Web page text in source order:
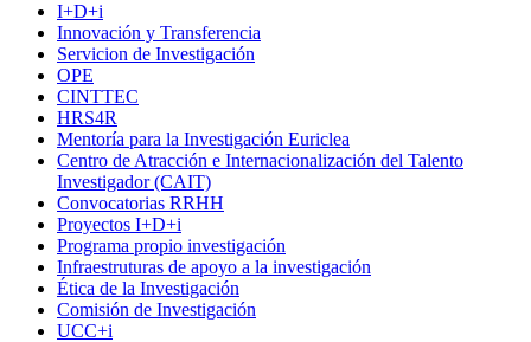
I+D+i
Innovación y Transferencia
Servicion de Investigación
OPE
CINTTEC
HRS4R
Mentoría para la Investigación Euriclea
Centro de Atracción e Internacionalización del Talento
Investigador (CAIT)
Convocatorias RRHH
Proyectos I+D+i
Programa propio investigación
Infraestruturas de apoyo a la investigación
Ética de la Investigación
Comisión de Investigación
UCC+i